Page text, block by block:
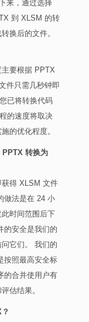
来，通过选择
到 XLSM 的转
换后的文件。
要根据 PPTX
件只需几秒钟即
已将转换代码
的速度将取决
的优化程度。
转换为
得 XLSM 文件
做法是在 24 小
时间范围后下
的安全是我们的
它们。 我们的
按照最高安全标
的合并使用户有
估结果。